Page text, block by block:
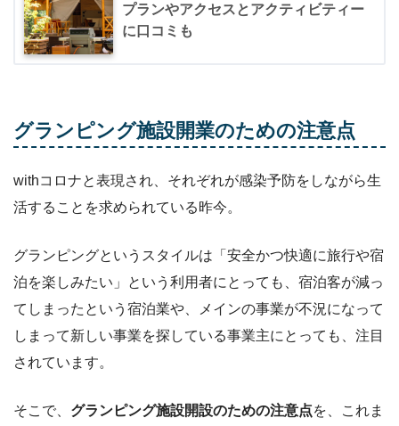
プランやアクセスとアクティビティー
に口コミも
グランピング施設開業のための注意点
withコロナと表現され、それぞれが感染予防をしながら生
活することを求められている昨今。
グランピングというスタイルは「安全かつ快適に旅行や宿
泊を楽しみたい」という利用者にとっても、宿泊客が減っ
てしまったという宿泊業や、メインの事業が不況になって
しまって新しい事業を探している事業主にとっても、注目
されています。
そこで、 グランピング施設開設のための注意点を、これま